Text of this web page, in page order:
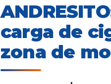
carga de
zona de